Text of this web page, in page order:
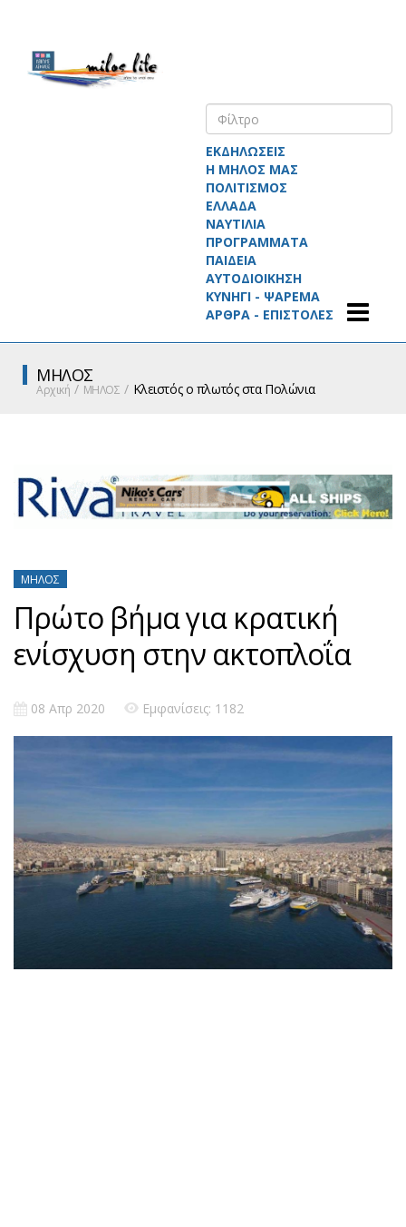
ΕΚΔΗΛΩΣΕΙΣ
Η ΜΗΛΟΣ ΜΑΣ
ΠΟΛΙΤΙΣΜΟΣ
ΕΛΛΑΔΑ
ΝΑΥΤΙΛΙΑ
ΠΡΟΓΡΑΜΜΑΤΑ
ΠΑΙΔΕΙΑ
ΑΥΤΟΔΙΟΙΚΗΣΗ
ΚΥΝΗΓΙ - ΨΑΡΕΜΑ
ΑΡΘΡΑ - ΕΠΙΣΤΟΛΕΣ
ΜΗΛΟΣ
Αρχική ΜΗΛΟΣ Κλειστός ο πλωτός στα Πολώνια
ΜΉΛΟΣ
Πρώτο βήμα για κρατική
ενίσχυση στην ακτοπλοΐα
08 Απρ 2020 Εμφανίσεις: 1182